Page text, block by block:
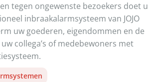
tegen ongewenste bezoekers doet u
inbraakalarmsysteem van JOJO
uw goederen, eigendommen en de
collega’s of medebewoners met